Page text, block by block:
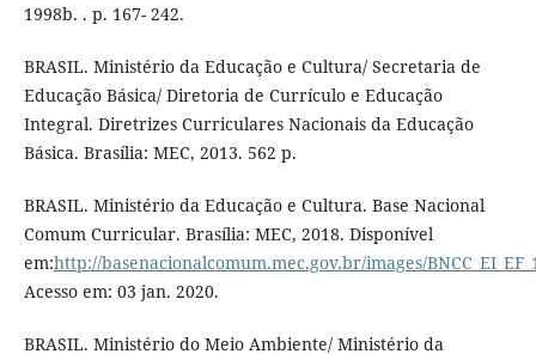
1998b. . p. 167- 242.
BRASIL. Ministério da Educação e Cultura/ Secretaria de
Educação Básica/ Diretoria de Currículo e Educação
Integral. Diretrizes Curriculares Nacionais da Educação
Básica. Brasília: MEC, 2013. 562 p.
BRASIL. Ministério da Educação e Cultura. Base Nacional
Comum Curricular. Brasília: MEC, 2018. Disponível
em:http://basenacionalcomum.mec.gov.br/images/
Acesso em: 03 jan. 2020.
BRASIL. Ministério do Meio Ambiente/ Ministério da